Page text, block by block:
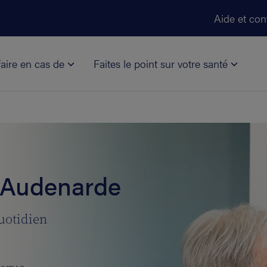
Aide et
en cas de Faites le point sur votre santé